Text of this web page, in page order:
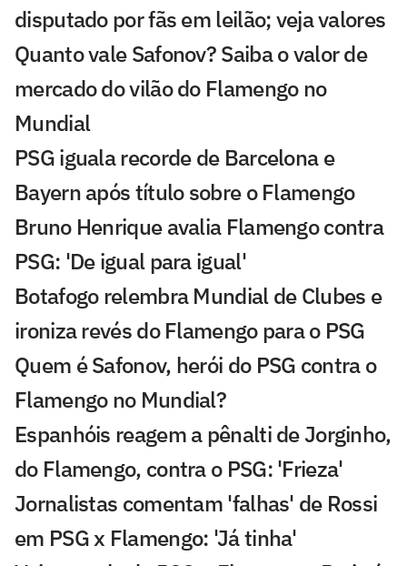
disputado por fãs em leilão; veja valores
Quanto vale Safonov? Saiba o valor de
mercado do vilão do Flamengo no
Mundial
PSG iguala recorde de Barcelona e
Bayern após título sobre o Flamengo
Bruno Henrique avalia Flamengo contra
PSG: 'De igual para igual'
Botafogo relembra Mundial de Clubes e
ironiza revés do Flamengo para o PSG
Quem é Safonov, herói do PSG contra o
Flamengo no Mundial?
Espanhóis reagem a pênalti de Jorginho,
do Flamengo, contra o PSG: 'Frieza'
Jornalistas comentam 'falhas' de Rossi
em PSG x Flamengo: 'Já tinha'